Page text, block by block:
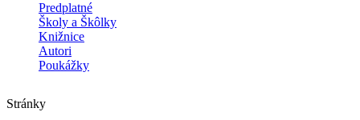
Predplatné
Školy a Škôlky
Knižnice
Autori
Poukážky
Stránky